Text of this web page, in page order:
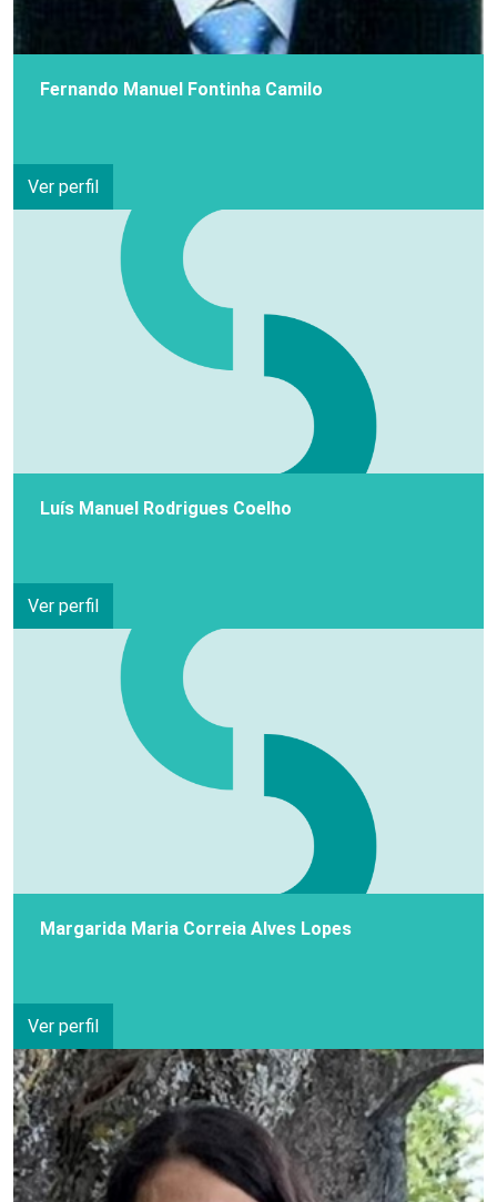
Fernando Manuel Fontinha Camilo
Ver perfil
Luís Manuel Rodrigues Coelho
Ver perfil
Margarida Maria Correia Alves Lopes
Ver perfil